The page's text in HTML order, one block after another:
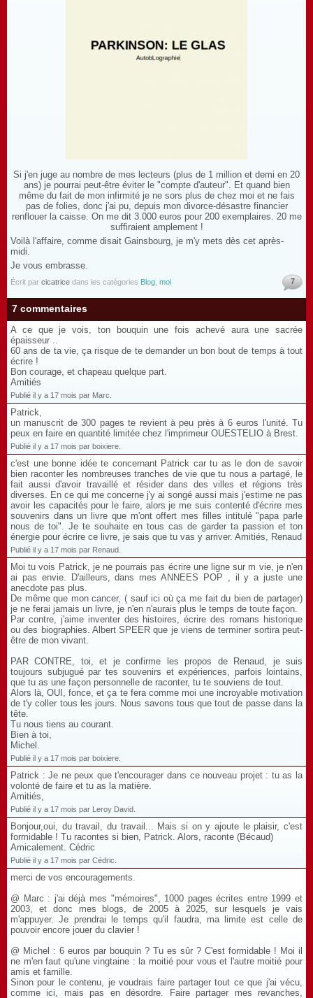
Si j'en juge au nombre de mes lecteurs (plus de 1 million et demi en 20
ans) je pourrai peut-être éviter le "compte d'auteur". Et quand bien
même du fait de mon infirmité je ne sors plus de chez moi et ne fais
pas de folies, donc j'ai pu, depuis mon divorce-désastre financier
renflouer la caisse. On me dit 3.000 euros pour 200 exemplaires. 20 me
suffiraient amplement !
Voilà l'affaire, comme disait Gainsbourg, je m'y mets dès cet après-
midi.
Je vous embrasse.
Écrit par cicatrice dans les catégories Blog moi 7
7 commentaires
A ce que je vois, ton bouquin une fois achevé aura une sacrée
épaisseur ..
60 ans de ta vie, ça risque de te demander un bon bout de temps à tout
écrire !
Bon courage, et chapeau quelque part.
Amitiés
Publié il y a 17 mois par Marc.
Patrick,
un manuscrit de 300 pages te revient à peu près à 6 euros l'unité. Tu
peux en faire en quantité limitée chez l'imprimeur OUESTELIO à Brest.
Publié il y a 17 mois par boixiere.
c'est une bonne idée te concernant Patrick car tu as le don de savoir
bien raconter les nombreuses tranches de vie que tu nous a partagé, le
fait aussi d'avoir travaillé et résider dans des villes et régions très
diverses. En ce qui me concerne j'y ai songé aussi mais j'estime ne pas
avoir les capacités pour le faire, alors je me suis contenté d'écrire mes
souvenirs dans un livre que m'ont offert mes filles intitulé "papa parle
nous de toi". Je te souhaite en tous cas de garder ta passion et ton
énergie pour écrire ce livre, je sais que tu vas y arriver. Amitiés, Renaud
Publié il y a 17 mois par Renaud.
Moi tu vois Patrick, je ne pourrais pas écrire une ligne sur m vie, je n'en
ai pas envie. D'ailleurs, dans mes ANNEES POP , il y a juste une
anecdote pas plus.
De même que mon cancer, ( sauf ici où ça me fait du bien de partager)
je ne ferai jamais un livre, je n'en n'aurais plus le temps de toute façon.
Par contre, j'aime inventer des histoires, écrire des romans historique
ou des biographies. Albert SPEER que je viens de terminer sortira peut-
être de mon vivant.
PAR CONTRE, toi, et je confirme les propos de Renaud, je suis
toujours subjugué par tes souvenirs et expériences, parfois lointains,
que tu as une façon personnelle de raconter, tu te souviens de tout.
Alors là, OUI, fonce, et ça te fera comme moi une incroyable motivation
de t'y coller tous les jours. Nous savons tous que tout de passe dans la
tête.
Tu nous tiens au courant.
Bien à toi,
Michel.
Publié il y a 17 mois par boixiere.
Patrick : Je ne peux que t'encourager dans ce nouveau projet : tu as la
volonté de faire et tu as la matière.
Amitiés,
Publié il y a 17 mois par Leroy David.
Bonjour,oui, du travail, du travail... Mais si on y ajoute le plaisir, c'est
formidable ! Tu racontes si bien, Patrick. Alors, raconte (Bécaud)
Amicalement. Cédric
Publié il y a 17 mois par Cédric.
merci de vos encouragements.
@ Marc : j'ai déjà mes "mémoires", 1000 pages écrites entre 1999 et
2003, et donc mes blogs, de 2005 à 2025, sur lesquels je vais
m'appuyer. Je prendrai le temps qu'il faudra, ma limite est celle de
pouvoir encore jouer du clavier !
@ Michel : 6 euros par bouquin ? Tu es sûr ? C'est formidable ! Moi il
ne m'en faut qu'une vingtaine : la moitié pour vous et l'autre moitié pour
amis et famille.
Sinon pour le contenu, je voudrais faire partager tout ce que j'ai vécu,
comme ici, mais pas en désordre. Faire partager mes revanches,